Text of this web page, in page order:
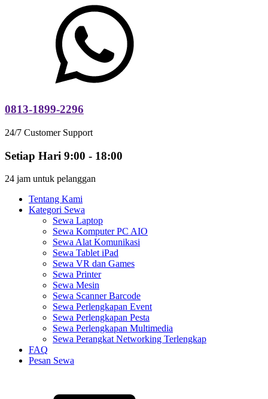
0813-1899-2296
24/7 Customer Support
Setiap Hari 9:00 - 18:00
24 jam untuk pelanggan
Tentang Kami
Kategori Sewa
Sewa Laptop
Sewa Komputer PC AIO
Sewa Alat Komunikasi
Sewa Tablet iPad
Sewa VR dan Games
Sewa Printer
Sewa Mesin
Sewa Scanner Barcode
Sewa Perlengkapan Event
Sewa Perlengkapan Pesta
Sewa Perlengkapan Multimedia
Sewa Perangkat Networking Terlengkap
FAQ
Pesan Sewa